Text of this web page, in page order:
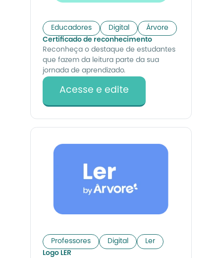
Certificado de reconhecimento
Reconheça o destaque de estudantes
que fazem da leitura parte da sua
jornada de aprendizado.
Acesse e edite
Educadores Digital Árvore
Logo LER
Professores Digital Ler